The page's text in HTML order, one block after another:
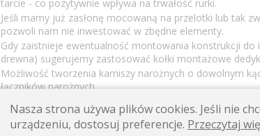
tarcie - co pozytywnie wpływa na trwałość rurki.
Jeśli mamy już zasłonę mocowaną na przelotki lub tak
pozwoli nam nie inwestować w zbędne elementy.
Gdy zaistnieje ewentualność montowania konstrukcji
drewna) sugerujemy zastosować kołki montażowe
Możliwość tworzenia karniszy narożnych o dowolnym
łączników narożnych.
3 kołki
Masywna, metalowa podstawa wspornika zapewnia
Karnisze metalowe podwójne dostępne są zdużą
Nasza strona używa plików cookies. Jeśli nie
urządzeniu, dostosuj preferencje. Przeczytaj